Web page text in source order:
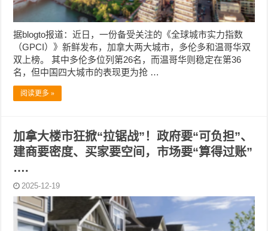
据blogto报道：近日，一份备受关注的《全球城市实力指数
（GPCI）》新鲜发布，加拿大两大城市，多伦多和温哥华双
双上榜。 其中多伦多位列第26名，而温哥华则稳定在第36
名，但中国四大城市的表现更为抢 …
阅读更多 »
加拿大楼市狂掀“拉锯战”！政府要“可负担”、
建商要密度、买家要空间，市场要“算得过账”
….
2025-12-19